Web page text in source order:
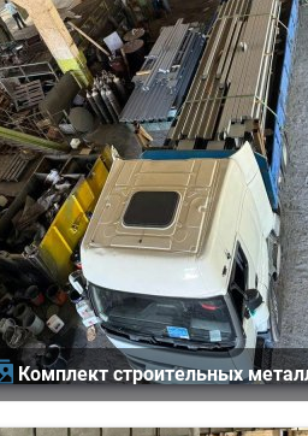
Комплект строительных